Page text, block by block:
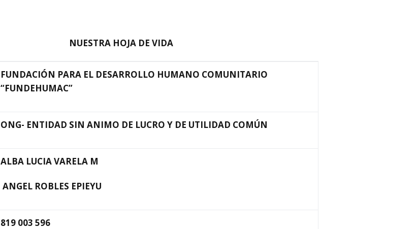
NUESTRA HOJA DE VIDA
FUNDACIÓN PARA EL DESARROLLO HUMANO COMUNITARIO
“FUNDEHUMAC”
ONG- ENTIDAD SIN ANIMO DE LUCRO Y DE UTILIDAD COMÚN
ALBA LUCIA VARELA M
ANGEL ROBLES EPIEYU
819 003 596